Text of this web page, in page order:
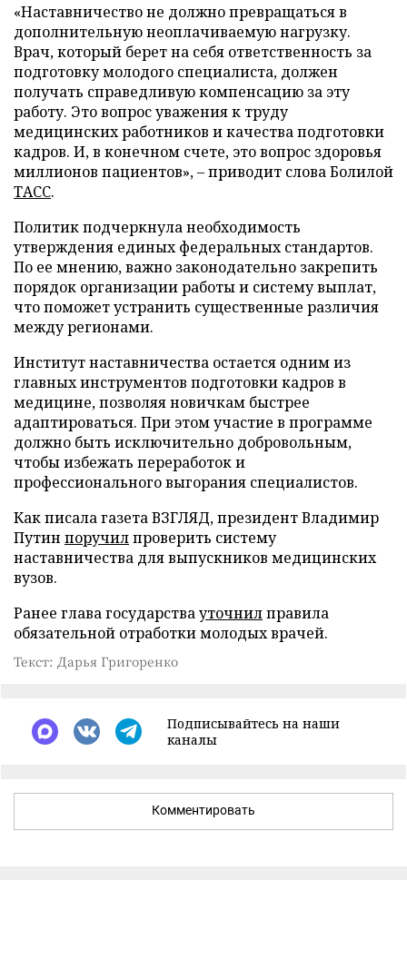
«Наставничество не должно превращаться в
дополнительную неоплачиваемую нагрузку.
Врач, который берет на себя ответственность за
подготовку молодого специалиста, должен
получать справедливую компенсацию за эту
работу. Это вопрос уважения к труду
медицинских работников и качества подготовки
кадров. И, в конечном счете, это вопрос здоровья
миллионов пациентов», – приводит слова Болилой
ТАСС.
Политик подчеркнула необходимость
утверждения единых федеральных стандартов.
По ее мнению, важно законодательно закрепить
порядок организации работы и систему выплат,
что поможет устранить существенные различия
между регионами.
Институт наставничества остается одним из
главных инструментов подготовки кадров в
медицине, позволяя новичкам быстрее
адаптироваться. При этом участие в программе
должно быть исключительно добровольным,
чтобы избежать переработок и
профессионального выгорания специалистов.
Как писала газета ВЗГЛЯД, президент Владимир
Путин поручилпроверить систему
наставничества для выпускников медицинских
вузов.
Ранее глава государствауточнилправила
обязательной отработки молодых врачей.
Текст: Дарья Григоренко
Подписывайтесь на наши
каналы
Комментировать